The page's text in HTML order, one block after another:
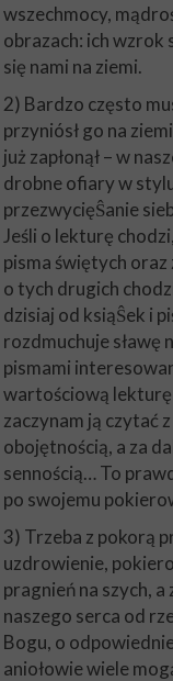
wszechmocy,
obrazach: ich wzrok
się nami na ziemi.
2) Bardzo często
przyniósł go na
już zapłonął – w
drobne ofiary w
przezwycięŜanie
Jeśli o lekturę
pisma świętych oraz
o tych drugich
dzisiaj od ksiąŜek i
rozdmuchuje sławę
pismami
wartościową
zaczynam ją czytać
obojętnością, a za
sennością… To
po swojemu
3) Trzeba z pokorą
uzdrowienie,
pragnień na szych,
naszego serca od
Bogu, o
aniołowie wiele